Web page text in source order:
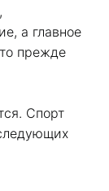
а главное
прежде
Спорт